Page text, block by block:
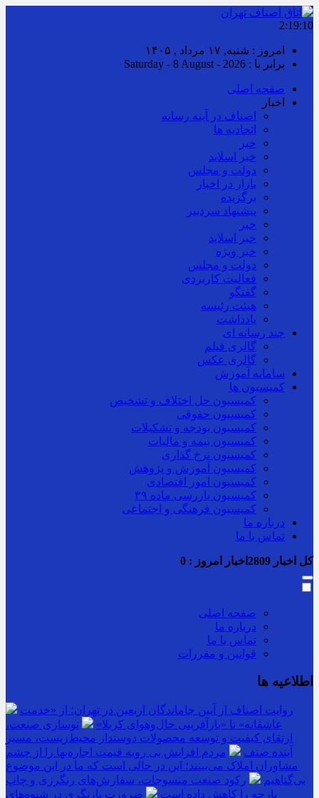
2:19:10
امروز : شنبه, ۱۷ مرداد , ۱۴۰۵
برابر با : Saturday - 8 August - 2026
صفحه اصلی
اخبار
اصناف در آینه رسانه
اتحادیه ها
خبر
خبر اسلايد
دولت و مجلس
بازار در اخبار
برگزیده
پیشنهاد سردبیر
خبر
خبر اسلايد
خبر ویژه
دولت و مجلس
فعالیت کاربردی
گفتگو
هیئت رئیسه
یادداشت
چند رسانه ای
گالری فیلم
گالری عکس
سامانه آموزش
کمیسیون ها
کمیسیون حل اختلاف و تشخیص
کمیسیون حقوقی
کمیسیون بودجه و تشکیلات
کمیسیون بیمه و مالیات
کمیسیون نرخ گذاری
کمیسیون آموزش و پژوهش
کمیسیون امور اقتصادی
کمیسیون بازرسی ماده ۳۹
کمیسیون فرهنگی و اجتماعی
درباره ما
تماس با ما
کل اخبار اخبار امروز : 0
صفحه اصلی
درباره ما
تماس با ما
قوانین و مقررات
اطلاعیه ها
روایت اصناف از آیین جاماندگان اربعین در تهران؛ از «خدمت
عاشقانه» تا «بازآفرینی حال‌وهوای کربلا»
نوسازی صنعت،
ارتقای کیفیت و توسعه محصولات دوستدار محیط‌زیست، مسیر
آینده صنف
مردم افزایش بی رویه قیمت اجاره‌بها را از چشم
مشاوران املاک می‌بینند؛ این در حالی است که ما در این موضوع
بی‌گناهیم
رکود صنعت منسوجات، سفارش‌های رنگرزی و چاپ
پارچه را کاهش داده است
ضرورت بازنگری در شیوه‌های